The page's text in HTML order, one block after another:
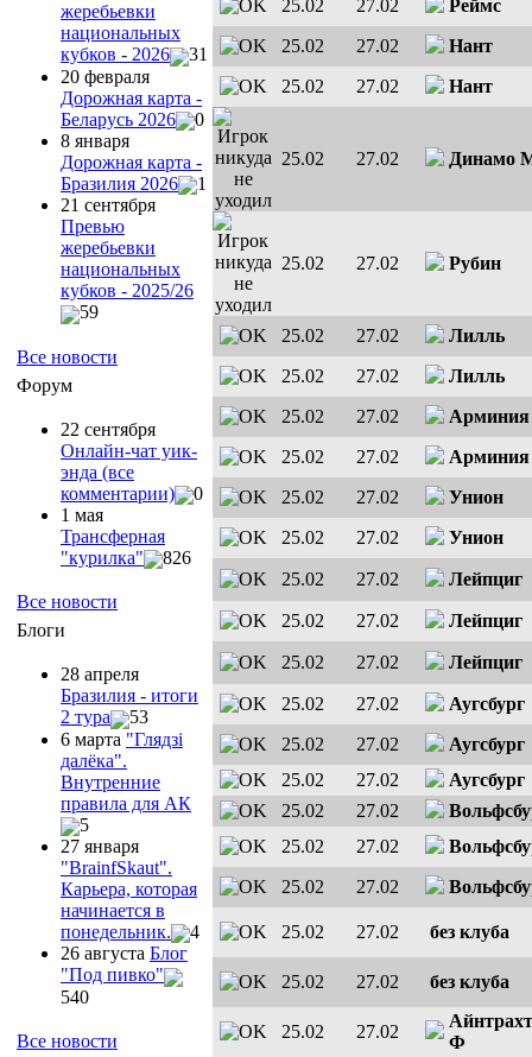
жеребьевки
национальных
кубков - 2026
31
20 февраля
Дорожная карта -
Беларусь 2026
0
8 января
Дорожная карта -
Бразилия 2026
1
21 сентября
Превью
жеребьевки
национальных
кубков - 2025/26
59
Все новости
Форум
22 сентября
Онлайн-чат уик-
энда (все
комментарии)
0
1 мая
Трансферная
"курилка"
826
Все новости
Блоги
28 апреля
Бразилия - итоги
2 тура
53
6 марта "Глядзi
далёка".
Внутренние
правила для АК
5
27 января
"ВrainfSkaut".
Карьера, которая
начинается в
понедельник.
4
26 августа Блог
"Под пивко"
540
Все новости
25.02 27.02
Реймс
25.02
27.02
Нант
25.02
27.02 Нант
25.02 27.02 Динамо
25.02 27.02 Рубин
25.02 27.02
Лилль
25.02
27.02
Лилль
25.02
27.02
Арминия
25.02
27.02
Арминия
25.02
27.02
Унион
25.02
27.02 Унион
25.02 27.02 Лейпциг
25.02 27.02 Лейпциг
25.02 27.02 Лейпциг
25.02 27.02
Аугсбург
25.02
27.02
Аугсбург
25.02
27.02
Аугсбург
25.02
27.02
25.02
27.02
25.02
27.02
25.02 27.02 без клуба
25.02 27.02 без клуба
25.02 27.02
Айнтрахт
Ф